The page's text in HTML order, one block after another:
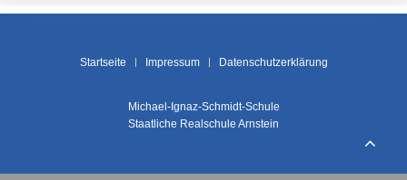
Startseite Impressum Datenschutzerklärung
Michael-Ignaz-Schmidt-Schule
Staatliche Realschule Arnstein